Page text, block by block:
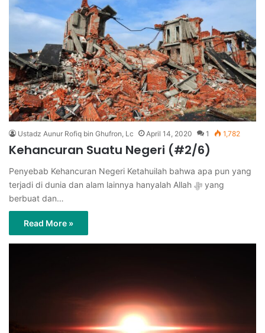
Ustadz Aunur Rofiq bin Ghufron, Lc April 14, 2020 1 1,782
Kehancuran Suatu Negeri (#2/6)
Penyebab Kehancuran Negeri Ketahuilah bahwa apa pun yang
terjadi di dunia dan alam lainnya hanyalah Allah ﷻ yang
berbuat dan…
Read More »